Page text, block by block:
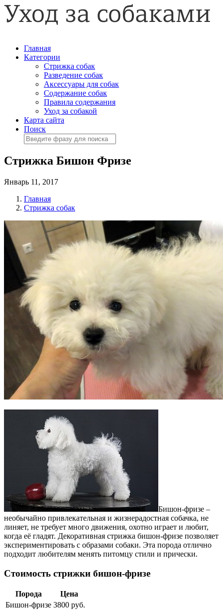
Главная
Категории
Стрижка собак
Разведение собак
Аксессуары для собак
Содержание собак
Правила содержания
Уход за собакой
Карта сайта
Поиск
Стрижка Бишон Фризе
Январь 11, 2017
Главная
Стрижка собак
Бишон-фризе –
необычайно привлекательная и жизнерадостная собачка, не
линяет, не требует много движения, охотно играет и любит,
когда её гладят. Декоративная стрижка бишон-фризе позволяет
экспериментировать с образами собаки. Эта порода отлично
подходит любителям менять питомцу стили и прически.
Стоимость стрижки бишон-фризе
Порода
Цена
Бишон-фризе 3800 руб.